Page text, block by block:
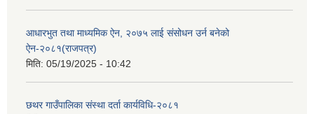
आधारभुत तथा माध्यमिक ऐन, २०७५ लाई संसोधन उर्न बनेको
ऐन-२०८१(राजपत्र)
मिति: 05/19/2025 - 10:42
छथर गाउँपालिका संस्था दर्ता कार्यविधि-२०८१